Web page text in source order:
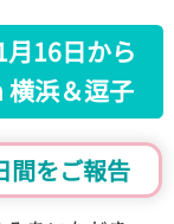
月16日から
横浜＆逗子
間をご報告